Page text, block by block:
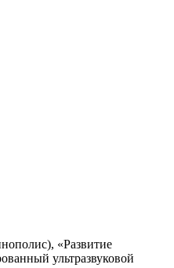
«Развитие
ультразвуковой